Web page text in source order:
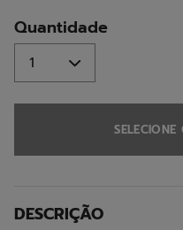
Quantidade
DESCRIÇÃO